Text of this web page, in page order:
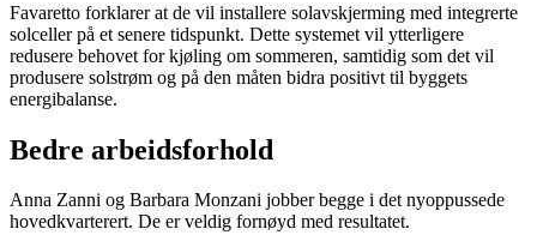
Favaretto forklarer at de vil installere solavskjerming med integrerte
solceller på et senere tidspunkt. Dette systemet vil ytterligere
redusere behovet for kjøling om sommeren, samtidig som det vil
produsere solstrøm og på den måten bidra positivt til byggets
energibalanse.
Bedre arbeidsforhold
Anna Zanni og Barbara Monzani jobber begge i det nyoppussede
hovedkvarterert. De er veldig fornøyd med resultatet.